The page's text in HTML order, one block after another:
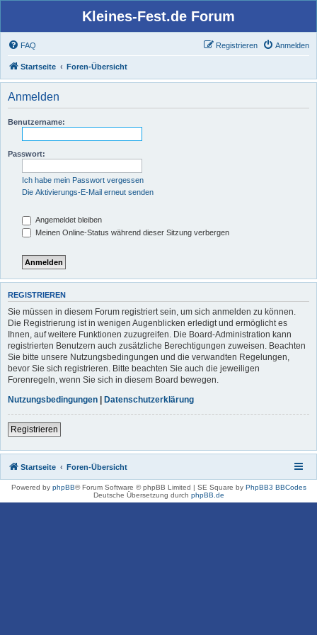
Kleines-Fest.de Forum
FAQ Anmelden
Registrieren
Startseite Foren-Übersicht
Anmelden
Benutzername:
Passwort:
Ich habe mein Passwort vergessen
Die Aktivierungs-E-Mail erneut senden
Angemeldet bleiben
Meinen Online-Status während dieser Sitzung verbergen
REGISTRIEREN
Sie müssen in diesem Forum registriert sein, um sich anmelden zu können.
Die Registrierung ist in wenigen Augenblicken erledigt und ermöglicht es
Ihnen, auf weitere Funktionen zuzugreifen. Die Board-Administration kann
registrierten Benutzern auch zusätzliche Berechtigungen zuweisen. Beachten
Sie bitte unsere Nutzungsbedingungen und die verwandten Regelungen,
bevor Sie sich registrieren. Bitte beachten Sie auch die jeweiligen
Forenregeln, wenn Sie sich in diesem Board bewegen.
Nutzungsbedingungen | Datenschutzerklärung
Registrieren
Startseite Foren-Übersicht
Powered by phpBB® Forum Software © phpBB Limited | SE Square by PhpBB3 BBCodes
Deutsche Übersetzung durch phpBB.de